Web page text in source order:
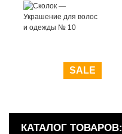
SALE
КАТАЛОГ ТОВАРОВ: